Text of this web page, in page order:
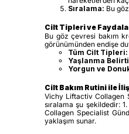
Sıralama: Bu
Cilt Tipleri ve
Bu göz çevresi bakım
görünümünden endişe
Tüm Cilt Tipleri:
Yaşlanma
Yorgun ve
Cilt Bakım Rutini ile
Vichy Liftactiv Collagen
sıralama şu şekildedir:
Collagen Specialist
yaklaşım sunar.